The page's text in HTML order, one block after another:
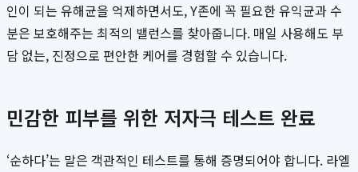
인이 되는 유해균을 억제하면서도, Y존에 꼭 필요한 유익균과 수
분은 보호해주는 최적의 밸런스를 찾아줍니다. 매일 사용해도 부
담 없는, 진정으로 편안한 케어를 경험할 수 있습니다.
민감한 피부를 위한 저자극 테스트 완료
‘순하다’는 말은 객관적인 테스트를 통해 증명되어야 합니다. 라엘